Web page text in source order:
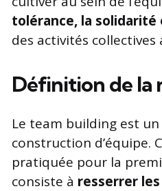
tolérance, la
des activités
Définition de la
Le team building est
construction d’équipe.
pratiquée pour la
consiste à resserrer